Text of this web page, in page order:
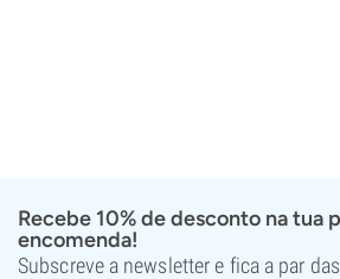
Recebe 10% de desconto na tua
encomenda!
Subscreve a newsletter e fica a par